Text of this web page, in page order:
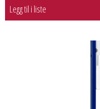
Legg til i liste